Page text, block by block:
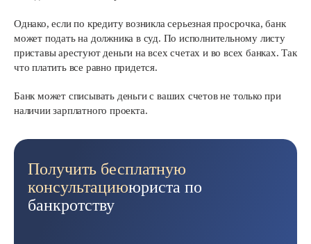
Однако, если по кредиту возникла серьезная просрочка, банк
может подать на должника в суд. По исполнительному листу
приставы арестуют деньги на всех счетах и во всех банках. Так
что платить все равно придется.
Банк может списывать деньги с ваших счетов не только при
наличии зарплатного проекта.
Получить бесплатную
консультациююриста по
банкротству